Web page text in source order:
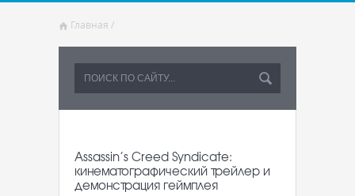
Главная /
Assassin’s Creed Syndicate:
кинематографический трейлер и
демонстрация геймплея